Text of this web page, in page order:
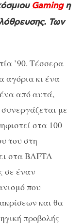
Gamingη
Των
’90. Τέσσερα
αγόρια κι ένα
από αυτά,
με
στα 100
του στη
στα BAFTA
σε έναν
που
και θα
προβολής